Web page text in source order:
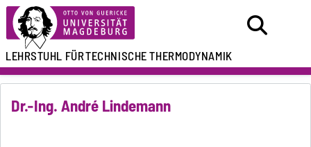
LEHRSTUHL FÜRTECHNISCHE THERMODYNAMIK
Dr.-Ing. André Lindemann